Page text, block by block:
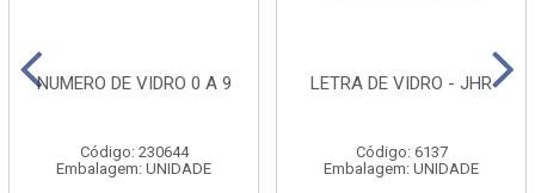
NUMERO DE VIDRO 0 A 9
Código: 230644
Embalagem: UNIDADE
LETRA DE VIDRO - JHR
Código: 6137
Embalagem: UNIDADE